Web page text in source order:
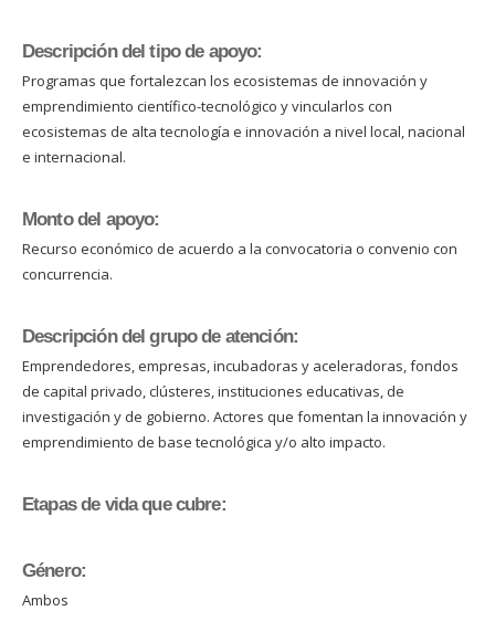
Descripción del tipo de apoyo:
Programas que fortalezcan los ecosistemas de innovación y
emprendimiento científico-tecnológico y vincularlos con
ecosistemas de alta tecnología e innovación a nivel local, nacional
e internacional.
Monto del apoyo:
Recurso económico de acuerdo a la convocatoria o convenio con
concurrencia.
Descripción del grupo de atención:
Emprendedores, empresas, incubadoras y aceleradoras, fondos
de capital privado, clústeres, instituciones educativas, de
investigación y de gobierno. Actores que fomentan la innovación y
emprendimiento de base tecnológica y/o alto impacto.
Etapas de vida que cubre:
Género:
Ambos